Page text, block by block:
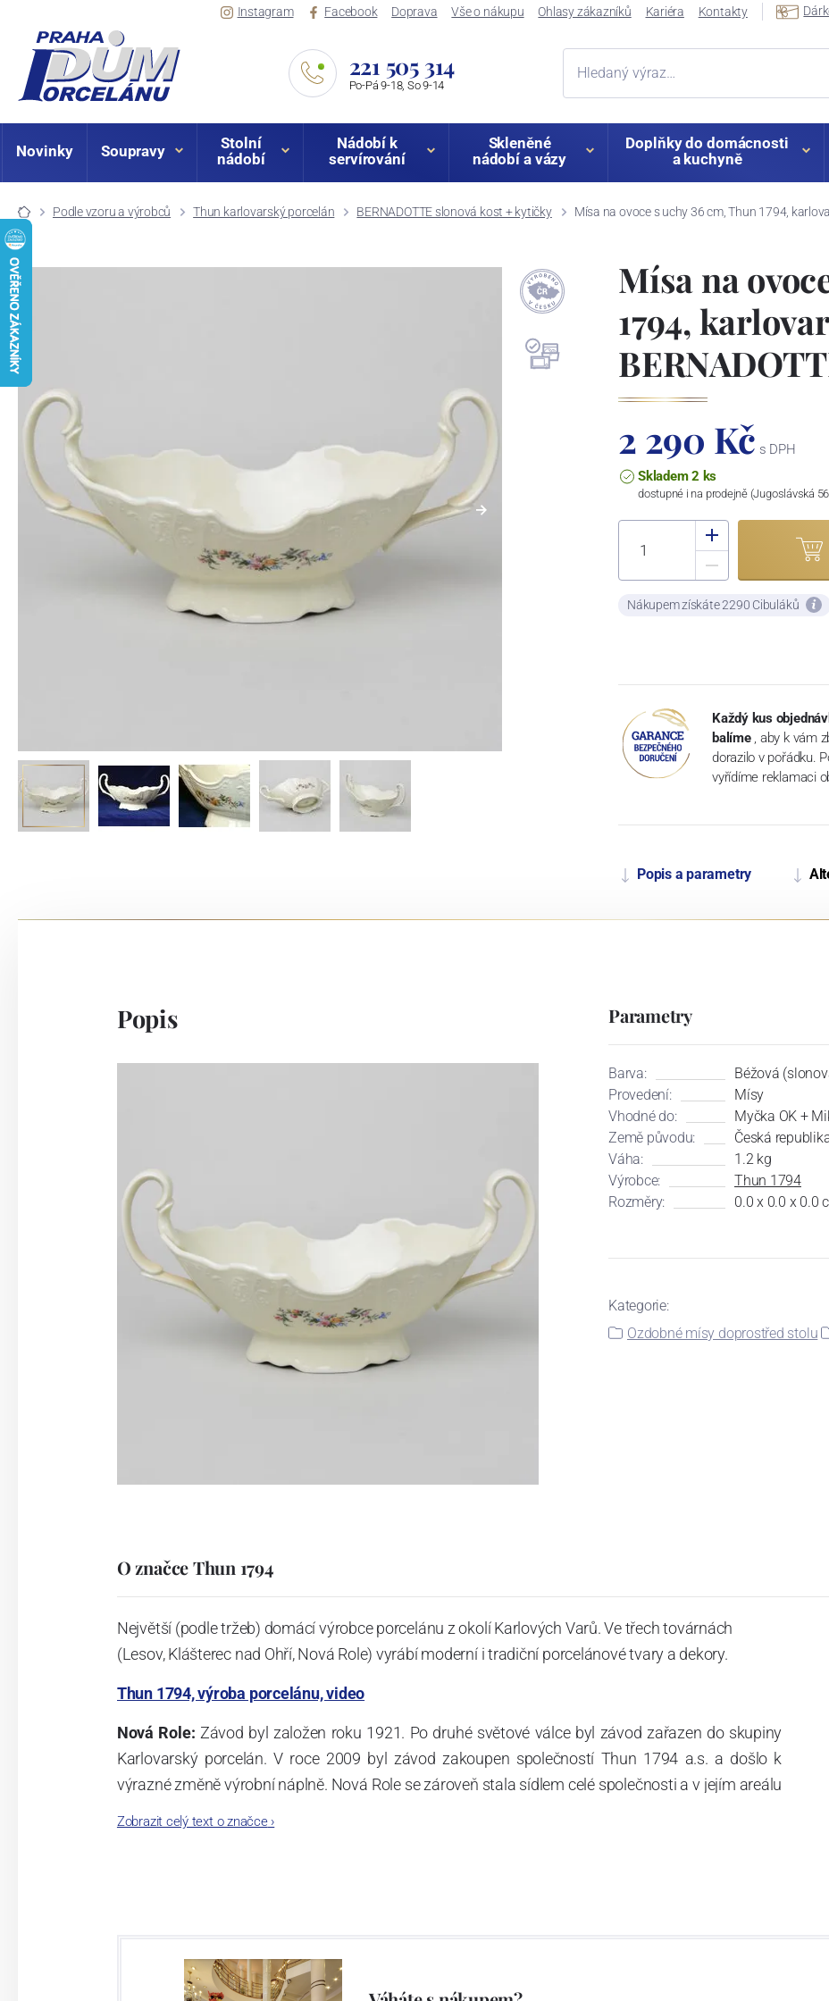
Instagram Facebook Doprava Vše o nákupu Ohlasy zákazníků Kariéra Kontakty
221 505 314
Po-Pá 9-18, So 9-14
Novinky Soupravy
Stolní
nádobí
Nádobí k
servírování
Skleněné
nádobí a vázy
Doplňky do domácnosti
a kuchyně
Podle vzoru a výrobců Thun karlovarský porcelán BERNADOTTE slonová kost + kytičky Mísa na ovoce s uchy 36 cm, Thun 1794,
Mísa na
1794,
2 290 Kč s DPH
Skladem 2 ks
dostupné i na prodejně (Jugoslávská
Nákupem získáte 2290 Cibuláků
Každý kus
balíme , aby k vám
dorazilo v pořádku.
vyřídíme reklamaci
Popis a parametry
Popis Parametry
Barva:
Béžová
Provedení:
Mísy
Vhodné do:
Myčka OK +
Země původu:
Česká
Váha:
1.2 kg
Výrobce:
Thun 1794
Rozměry:
0.0 x 0.0 x 0.0
Kategorie:
Ozdobné mísy doprostřed stolu
O značce Thun 1794
Největší (podle tržeb) domácí výrobce porcelánu z okolí Karlových Varů. Ve třech továrnách
(Lesov, Klášterec nad Ohří, Nová Role) vyrábí moderní i tradiční porcelánové tvary a dekory.
Thun 1794, výroba porcelánu, video
Nová Role: Závod byl založen roku 1921. Po druhé světové válce byl závod zařazen do skupiny
Karlovarský porcelán. V roce 2009 byl závod zakoupen společností Thun 1794 a.s. a došlo k
výrazné změně výrobní náplně. Nová Role se zároveň stala sídlem celé společnosti a v jejím areálu
Zobrazit celý text o značce›